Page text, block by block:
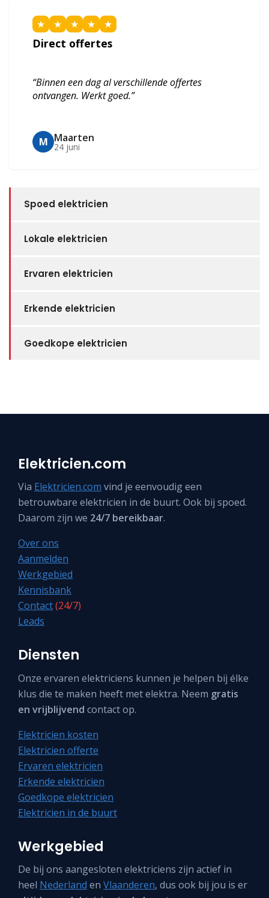
★ ★ ★ ★ ★
Direct offertes
“Binnen een dag al verschillende offertes
ontvangen. Werkt goed.”
M Maarten
24 juni
Spoed elektricien
Lokale elektricien
Ervaren elektricien
Erkende elektricien
Goedkope elektricien
Elektricien.com
Via Elektricien.com vind je eenvoudig een
betrouwbare elektricien in de buurt. Ook bij spoed.
Daarom zijn we 24/7 bereikbaar.
Over ons
Aanmelden
Werkgebied
Kennisbank
Contact(24/7)
Leads
Diensten
Onze ervaren elektriciens kunnen je helpen bij élke
klus die te maken heeft met elektra. Neem gratis
en vrijblijvend contact op.
Elektricien kosten
Elektricien offerte
Ervaren elektricien
Erkende elektricien
Goedkope elektricien
Elektricien in de buurt
Werkgebied
De bij ons aangesloten elektriciens zijn actief in
heel Nederland en Vlaanderen, dus ook bij jou is er